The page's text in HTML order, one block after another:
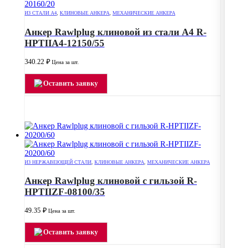
ИЗ СТАЛИ А4 КЛИНОВЫЕ АНКЕРА МЕХАНИЧЕСКИЕ АНКЕРА
Анкер Rawlplug клиновой из стали А4 R-
HPTIIA4-12150/55
340.22 ₽ Цена за шт.
Оставить заявку
ИЗ НЕРЖАВЕЮЩЕЙ СТАЛИ КЛИНОВЫЕ АНКЕРА МЕХАНИЧЕСКИЕ АНКЕРА
Анкер Rawlplug клиновой с гильзой R-
HPTIIZF-08100/35
49.35 ₽ Цена за шт.
Оставить заявку